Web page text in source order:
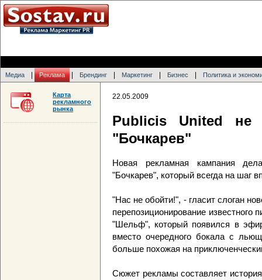
Медиа Реклама Брендинг Маркетинг Бизнес Политика и
22.05.2009
Publicis United не
"Бочкарев"
Новая рекламная кампания
"Бочкарев", который всегда на шаг
"Нас не обойти!", - гласит слоган
перепозиционирование известного
"Шельф", который появился в
вместо очередного бокала с
больше похожая на
Сюжет рекламы составляет
Карта
рекламного
рынка